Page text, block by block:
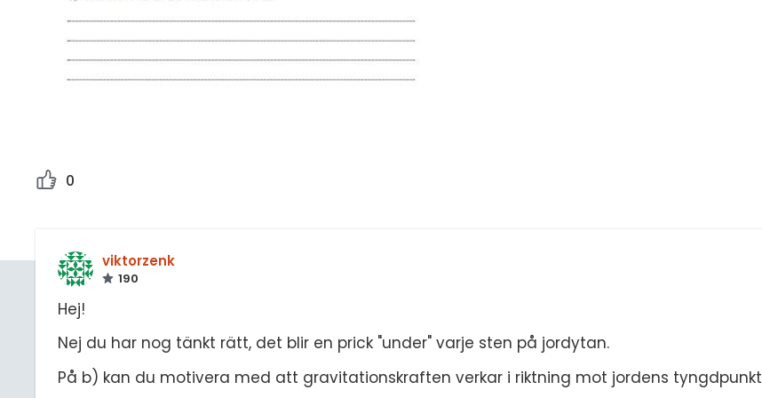
0
viktorzenk
190
Hej!
Nej du har nog tänkt rätt, det blir en prick "under" varje sten på jordytan.
På b) kan du motivera med att gravitationskraften verkar i riktning mot jordens tyngdpunkt